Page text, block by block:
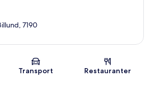
Kart
7190
Transport Restauranter